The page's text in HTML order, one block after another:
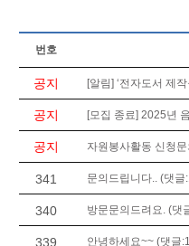
번호
공지 [알림] ‘전자도서 제
공지 [모집 종료] 2025년
공지 자원봉사활동 신청
341 문의드립니다.. (댓글
340 방문문의드려요. (댓
339 안녕하세요~~ (댓글